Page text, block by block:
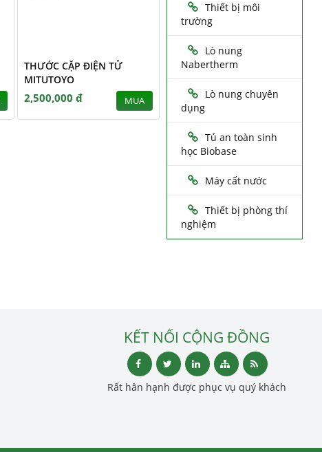
THƯỚC CẶP ĐIỆN TỬ
MITUTOYO
2,500,000 đ MUA
Thiết bị môi
trường
Lò nung
Nabertherm
Lò nung chuyên
dụng
Tủ an toàn sinh
học Biobase
Máy cất nước
Thiết bị phòng thí
nghiệm
KẾT NỐI CỘNG ĐỒNG
Rất hân hạnh được phục vụ quý khách